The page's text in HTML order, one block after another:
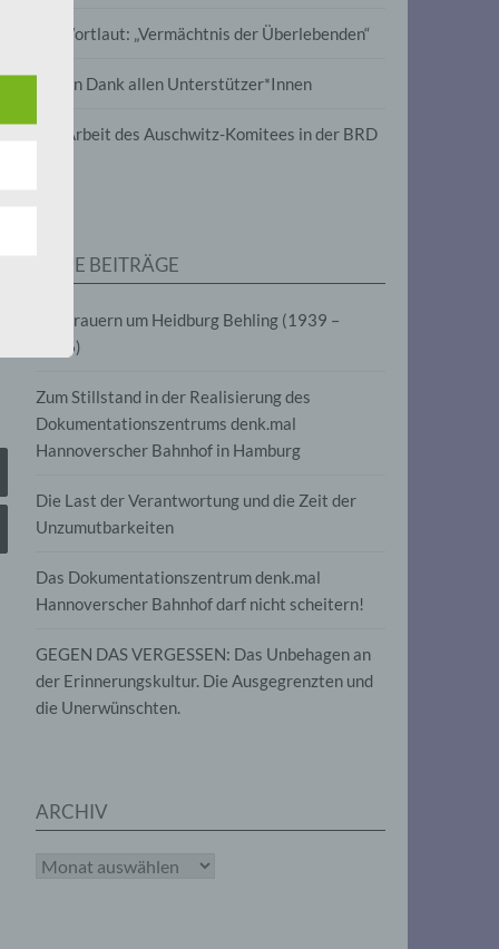
Im Wortlaut: „Vermächtnis der Überlebenden“
Vielen Dank allen Unterstützer*Innen
Zur Arbeit des Auschwitz-Komitees in der BRD
NEUE BEITRÄGE
Wir trauern um Heidburg Behling (1939 –
2026)
Zum Stillstand in der Realisierung des
Dokumentationszentrums denk.mal
Hannoverscher Bahnhof in Hamburg
Die Last der Verantwortung und die Zeit der
Unzumutbarkeiten
Das Dokumentationszentrum denk.mal
Hannoverscher Bahnhof darf nicht scheitern!
GEGEN DAS VERGESSEN: Das Unbehagen an
der Erinnerungskultur. Die Ausgegrenzten und
die Unerwünschten.
ARCHIV
Archiv